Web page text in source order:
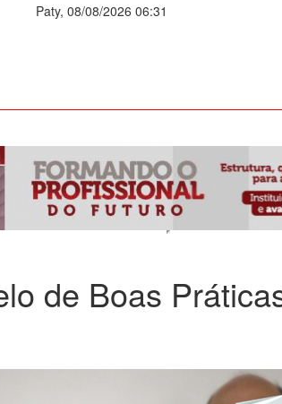
Paty, 08/08/2026 06:31
de Boas